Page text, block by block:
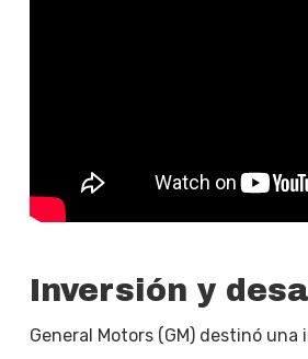
Inversión y
General Motors (GM) destinó una